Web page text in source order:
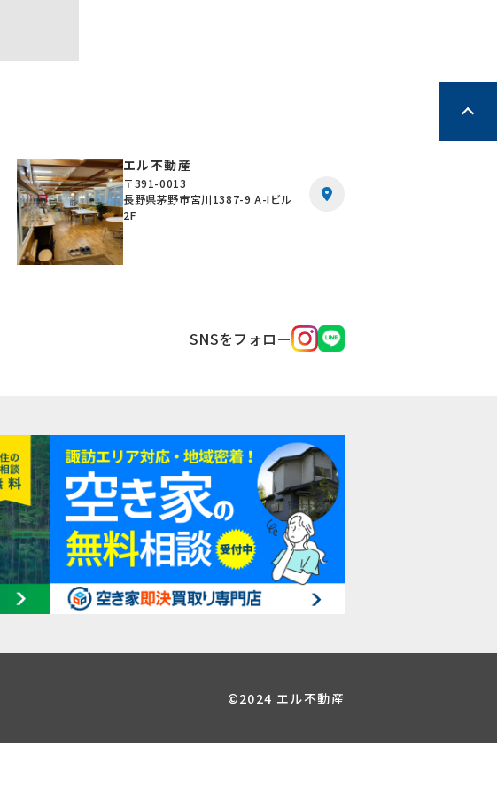
エル不動産
〒391-0013
長野県茅野市宮川1387-9 A-Iビル
2F
SNSをフォロー
©2024 エル不動産